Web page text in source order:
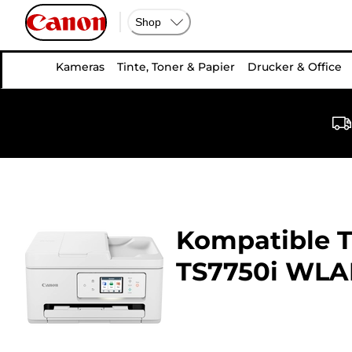
Shop
Kameras Tinte, Toner & Papier Drucker & Office
Kompatible
TS7750i